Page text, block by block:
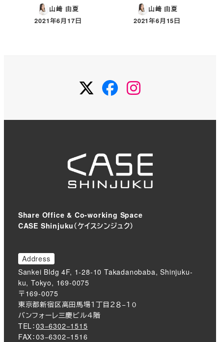
山﨑 由夏
投稿日
2021年6月17日
山﨑 由夏
投稿日
2021年6月15日
TwitterFacebook
Share Office & Co-working Space
CASE Shinjuku（ケイスシンジュク）
Address
Sankei Bldg 4F, 1-28-10 Takadanobaba, Shinjuku-
ku, Tokyo, 169-0075
〒169-0075
東京都新宿区高田馬場１丁目２８−１０
バンフォーレ三慶ビル４階
TEL：03−6302−1515
FAX：03−6302−1516